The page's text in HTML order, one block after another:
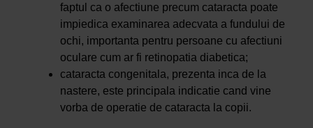
faptul ca o afectiune precum cataracta poate
impiedica examinarea adecvata a fundului de
ochi, importanta pentru persoane cu afectiuni
oculare cum ar fi retinopatia diabetica;
cataracta congenitala, prezenta inca de la
nastere, este principala indicatie cand vine
vorba de operatie de cataracta la copii.